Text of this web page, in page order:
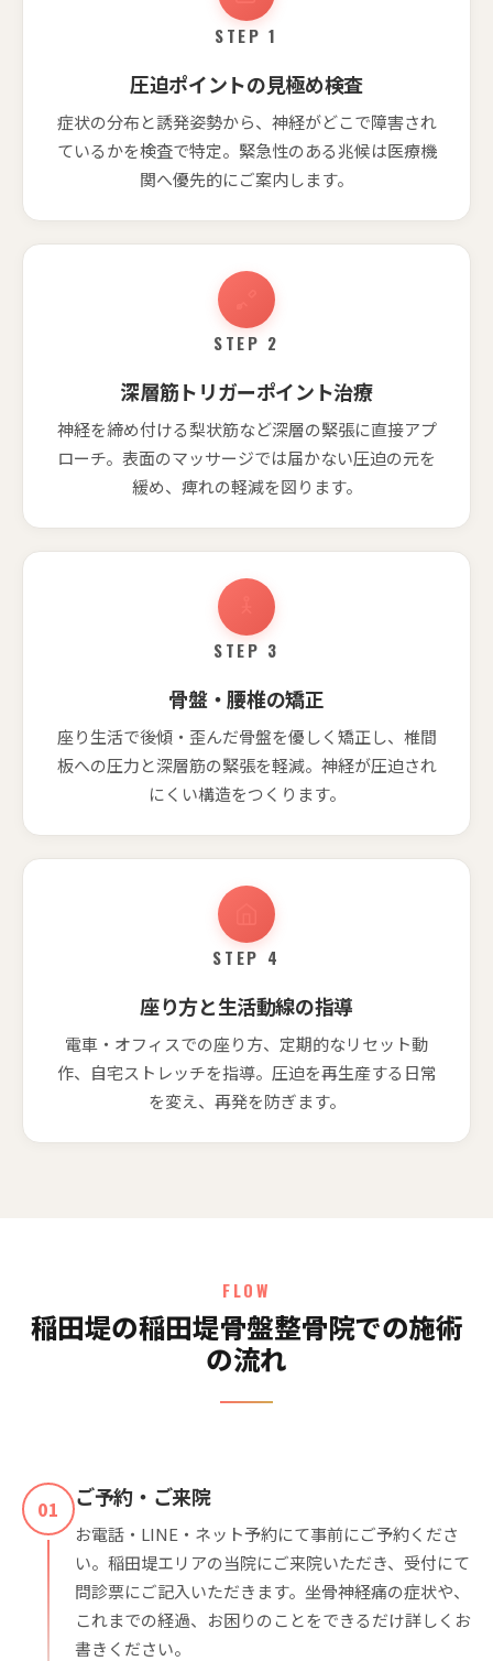
STEP 1
圧迫ポイントの見極め検査
症状の分布と誘発姿勢から、神経がどこで障害され
ているかを検査で特定。緊急性のある兆候は医療機
関へ優先的にご案内します。
STEP 2
深層筋トリガーポイント治療
神経を締め付ける梨状筋など深層の緊張に直接アプ
ローチ。表面のマッサージでは届かない圧迫の元を
緩め、痺れの軽減を図ります。
STEP 3
骨盤・腰椎の矯正
座り生活で後傾・歪んだ骨盤を優しく矯正し、椎間
板への圧力と深層筋の緊張を軽減。神経が圧迫され
にくい構造をつくります。
STEP 4
座り方と生活動線の指導
電車・オフィスでの座り方、定期的なリセット動
作、自宅ストレッチを指導。圧迫を再生産する日常
を変え、再発を防ぎます。
FLOW
稲田堤の稲田堤骨盤整骨院での施術
の流れ
01 ご予約・ご来院
お電話・LINE・ネット予約にて事前にご予約くださ
い。稲田堤エリアの当院にご来院いただき、受付にて
問診票にご記入いただきます。坐骨神経痛の症状や、
これまでの経過、お困りのことをできるだけ詳しくお
書きください。